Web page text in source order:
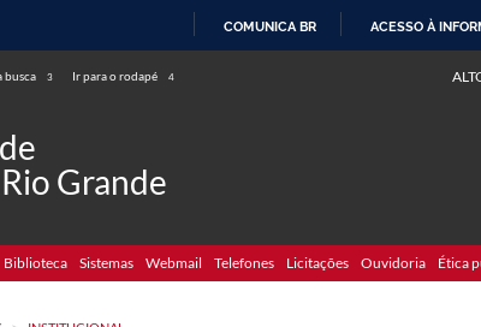
COMUNICA BR ACESSO À
busca 3 Ir para o rodapé 4
Grande
Biblioteca Sistemas Webmail Telefones Licitações Ouvidoria Ética